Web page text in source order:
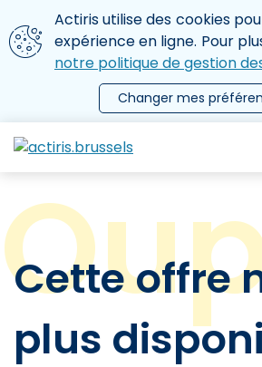
Aller au contenu principal
Nous utilisons des cookies
Actiris utilise des cookies
expérience en ligne. Pour
notre politique de gestion
Changer mes
le menu
Cette offre
plus